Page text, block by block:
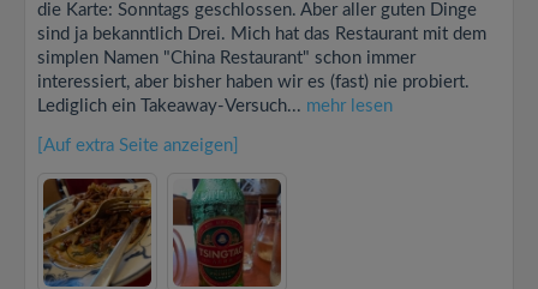
die Karte: Sonntags geschlossen. Aber aller guten Dinge
sind ja bekanntlich Drei. Mich hat das Restaurant mit dem
simplen Namen "China Restaurant" schon immer
interessiert, aber bisher haben wir es (fast) nie probiert.
Lediglich ein Takeaway-Versuch... mehr lesen
[Auf extra Seite anzeigen]